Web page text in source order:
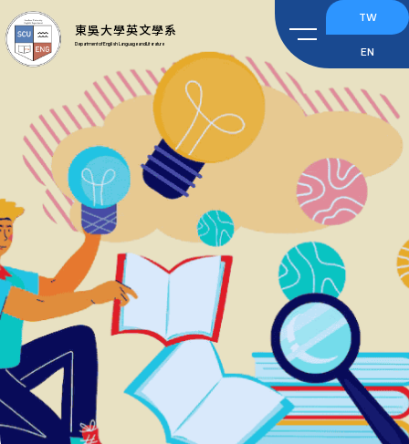
東吳大學英文學系
Department of English Language and Literature
TW
EN